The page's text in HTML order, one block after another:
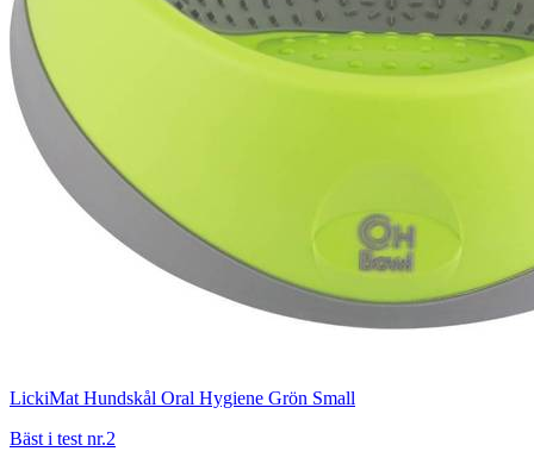
LickiMat Hundskål Oral Hygiene Grön Small
Bäst i test nr.2